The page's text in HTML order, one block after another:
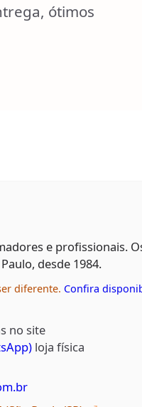
ótimos
e profissionais.
desde 1984.
diferente. Confira
no site
loja física